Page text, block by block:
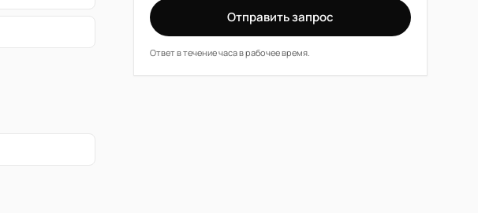
Отправить запрос
Ответ в течение часа в рабочее время.